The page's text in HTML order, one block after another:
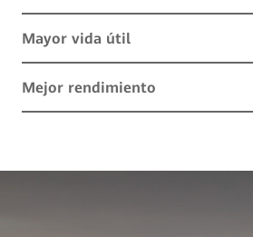
Mayor vida útil
Mejor rendimiento